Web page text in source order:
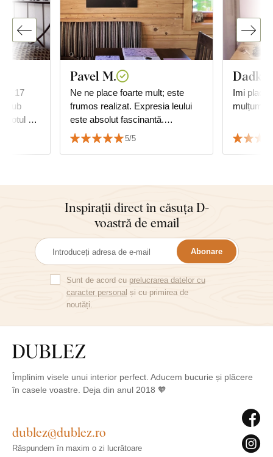
17
sub
totul ok,
Pavel M.
Ne ne place foarte mult; este
frumos realizat. Expresia leului
este absolut fascinantă.
Apreciem de asemenea viteza
de livrare și precizia ambalării.
5/5
Dadka
Imi place
Inspirații direct în căsuța D-
voastră de email
Abonare
Sunt de acord cu prelucrarea datelor cu
caracter personal și cu primirea de
noutăți.
Împlinim visele unui interior perfect. Aducem bucurie și plăcere
în casele voastre. Deja din anul 2018 🧡
dublez@dublez.ro
Răspundem în maxim o zi lucrătoare